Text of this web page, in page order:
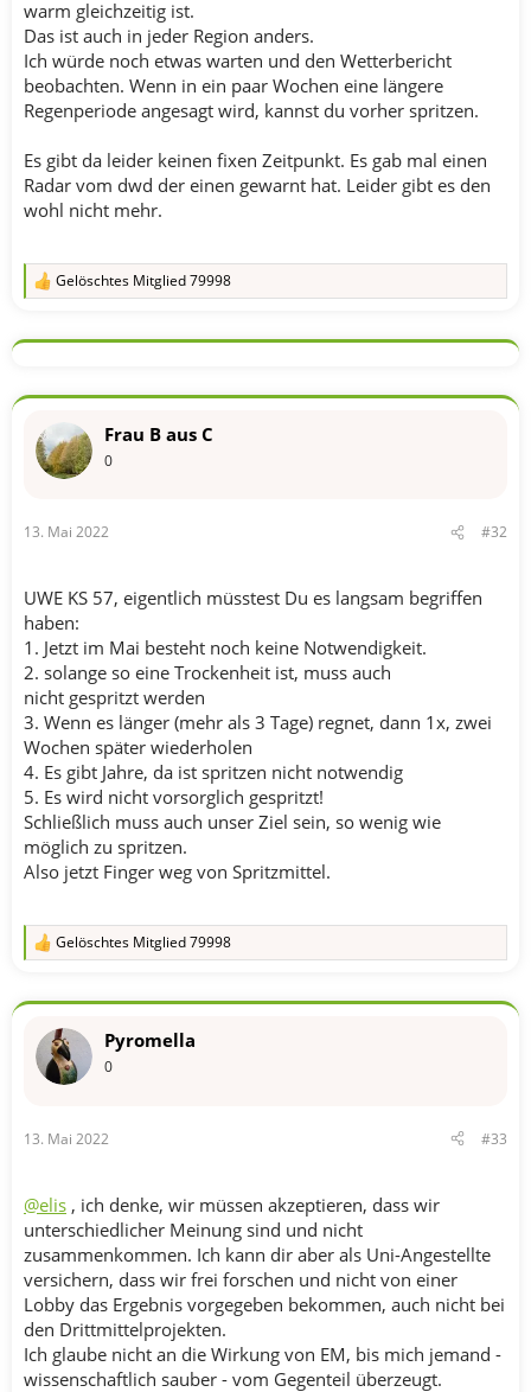
warm gleichzeitig ist.
Das ist auch in jeder Region anders.
Ich würde noch etwas warten und den Wetterbericht
beobachten. Wenn in ein paar Wochen eine längere
Regenperiode angesagt wird, kannst du vorher spritzen.
Es gibt da leider keinen fixen Zeitpunkt. Es gab mal einen
Radar vom dwd der einen gewarnt hat. Leider gibt es den
wohl nicht mehr.
R
k
o
e
n
Gelöschtes Mitglied 79998
Frau B aus C
0
13. Mai 2022 #32
UWE KS 57, eigentlich müsstest Du es langsam begriffen
haben:
1. Jetzt im Mai besteht noch keine Notwendigkeit.
2. solange so eine Trockenheit ist, muss auch
nicht gespritzt werden
3. Wenn es länger (mehr als 3 Tage) regnet, dann 1x, zwei
Wochen später wiederholen
4. Es gibt Jahre, da ist spritzen nicht notwendig
5. Es wird nicht vorsorglich gespritzt!
Schließlich muss auch unser Ziel sein, so wenig wie
möglich zu spritzen.
Also jetzt Finger weg von Spritzmittel.
R
k
o
:
Gelöschtes Mitglied 79998
Pyromella
0
13. Mai 2022 #33
@elis , ich denke, wir müssen akzeptieren, dass wir
unterschiedlicher Meinung sind und nicht
zusammenkommen. Ich kann dir aber als Uni-Angestellte
versichern, dass wir frei forschen und nicht von einer
Lobby das Ergebnis vorgegeben bekommen, auch nicht bei
den Drittmittelprojekten.
Ich glaube nicht an die Wirkung von EM, bis mich jemand -
wissenschaftlich sauber - vom Gegenteil überzeugt.